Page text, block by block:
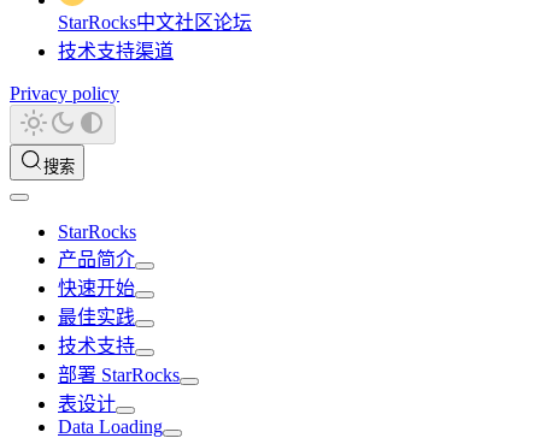
StarRocks中文社区论坛
技术支持渠道
Privacy policy
搜索
StarRocks
产品简介
快速开始
最佳实践
技术支持
部署 StarRocks
表设计
Data Loading